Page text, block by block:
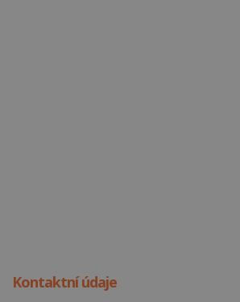
Kontaktní údaje